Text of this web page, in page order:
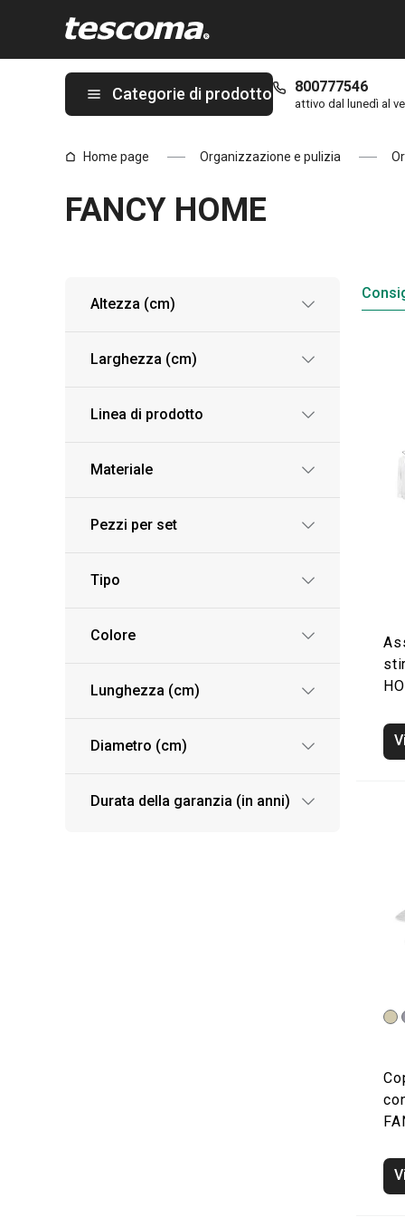
Categorie di prodotto 800777546
attivo dal lunedì al
Home page Organizzazione e pulizia
FANCY HOME
Altezza (cm)
Larghezza (cm)
Linea di prodotto
Materiale
Pezzi per set
Tipo
Colore
Lunghezza (cm)
Diametro (cm)
Durata della garanzia (in anni)